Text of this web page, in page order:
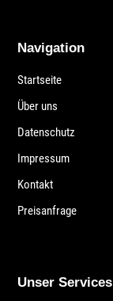
Navigation
Startseite
Über uns
Datenschutz
Impressum
Kontakt
Preisanfrage
Unser Services